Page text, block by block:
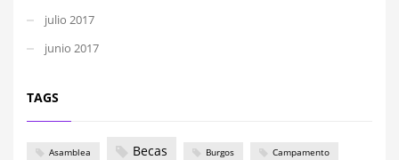
julio 2017
junio 2017
TAGS
Asamblea Becas Burgos Campamento